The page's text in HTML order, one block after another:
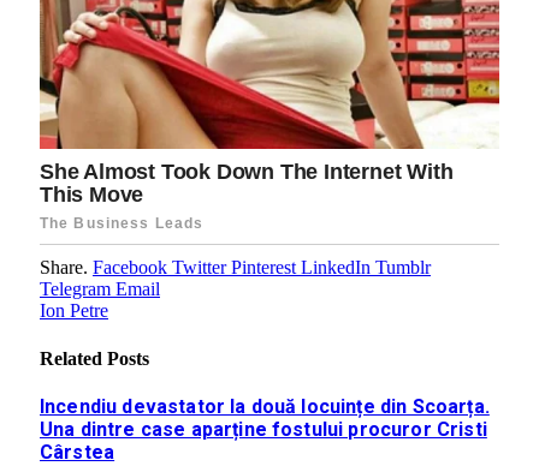
Share. Facebook Twitter Pinterest LinkedIn Tumblr
Telegram Email
Ion Petre
Related Posts
Incendiu devastator la două locuințe din Scoarța.
Una dintre case aparține fostului procuror Cristi
Cârstea